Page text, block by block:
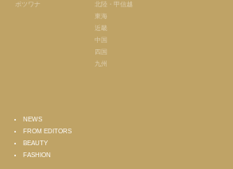
ボツワナ
北陸・甲信越
東海
近畿
中国
四国
九州
NEWS
FROM EDITORS
BEAUTY
FASHION